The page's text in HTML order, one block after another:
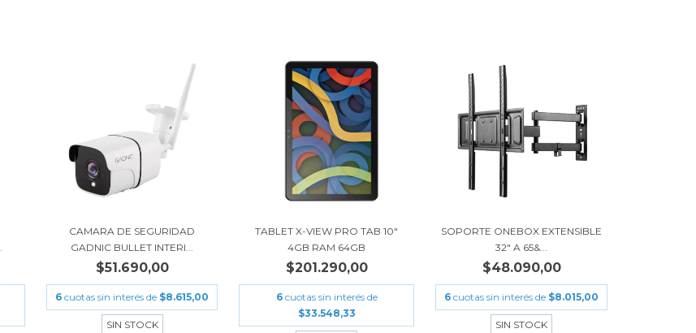
CAMARA DE SEGURIDAD
GADNIC BULLET INTERI...
$51.690,00
6 cuotas sin interés de $8.615,00
SIN STOCK
TABLET X-VIEW PRO TAB 10"
4GB RAM 64GB
$201.290,00
6 cuotas sin interés de
$33.548,33
SOPORTE ONEBOX EXTENSIBLE
32" A 65&...
$48.090,00
6 cuotas sin interés de $8.015,00
SIN STOCK